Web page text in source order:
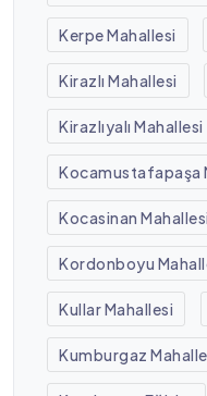
Kerpe Mahallesi
Kirazlı Mahallesi
Kirazlıyalı Mahallesi
Kocamustafapaşa
Kocasinan Mahallesi
Kordonboyu
Kullar Mahallesi
Kumburgaz